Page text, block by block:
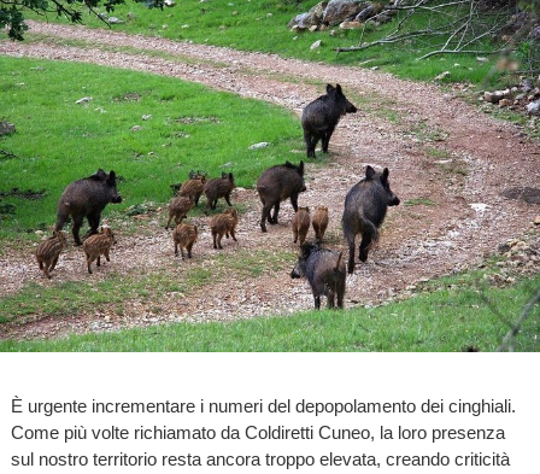
È urgente incrementare i numeri del depopolamento dei cinghiali.
Come più volte richiamato da Coldiretti Cuneo, la loro presenza
sul nostro territorio resta ancora troppo elevata, creando criticità